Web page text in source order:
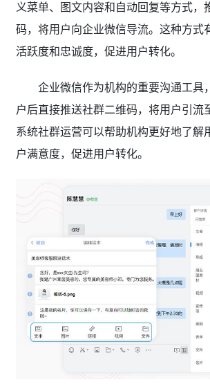
义菜单、图文内容和自动回复等方式，
码，将用户向企业微信导流。这种方式
活跃度和忠诚度，促进用户转化。
企业微信作为机构的重要沟通工具
户后直接推送社群二维码，将用户引流
系统社群运营可以帮助机构更好地了解
户满意度，促进用户转化。